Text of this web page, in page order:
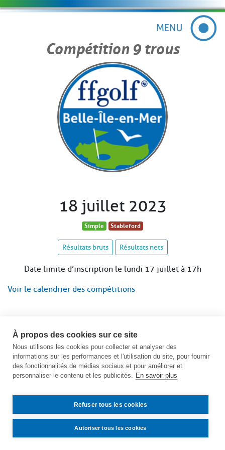
Compétition 9 trous
18 juillet 2023
Simple Stableford
Résultats bruts Résultats nets
Date limite d’inscription le lundi 17 juillet à 17h
Voir le calendrier des compétitions
À propos des cookies sur ce site
Nous utilisons les cookies pour collecter et analyser des
informations sur les performances et l'utilisation du site, pour fournir
des fonctionnalités de médias sociaux et pour améliorer et
personnaliser le contenu et les publicités. En savoir plus
Refuser tous les cookies
Autoriser tous les cookies